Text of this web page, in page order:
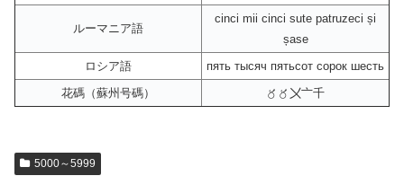
ルーマニア語
cinci mii cinci sute patruzeci și
șase
ロシア語
пять тысяч пятьсот сорок шесть
花碼（蘇州号碼）
〥〥〤〦千
5000～5999